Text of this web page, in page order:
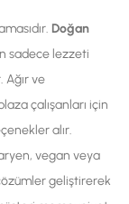
Doğan
sadece lezzeti
Ağır ve
çalışanları için
alır.
vegan veya
geliştirerek